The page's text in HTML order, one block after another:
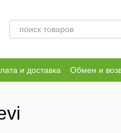
и доставка Обмен и
договор